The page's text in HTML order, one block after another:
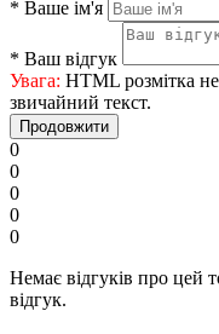
* Ваше ім'я
* Ваш відгук
Увага: HTML розмітка
звичайний текст.
Продовжити
0
0
0
0
0
Немає відгуків про цей
відгук.